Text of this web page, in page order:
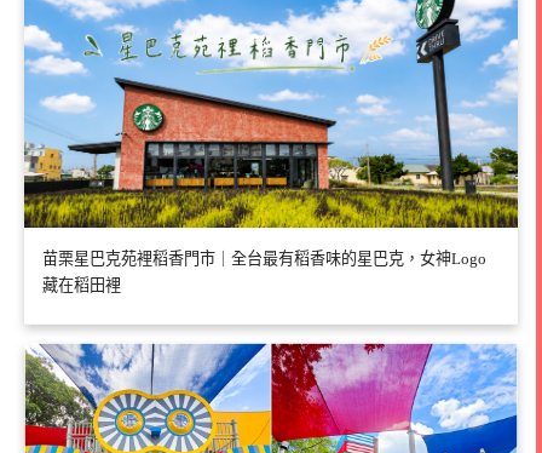
苗栗星巴克苑裡稻香門市｜全台最有稻香味的星巴克，女神Logo
藏在稻田裡